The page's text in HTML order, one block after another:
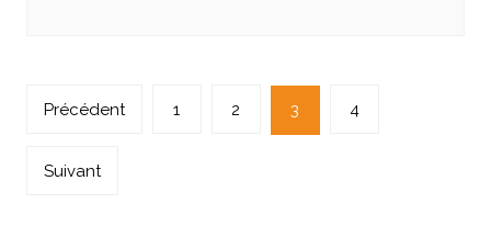
Navigation
articles
Précédent 1 2 3 4
Suivant